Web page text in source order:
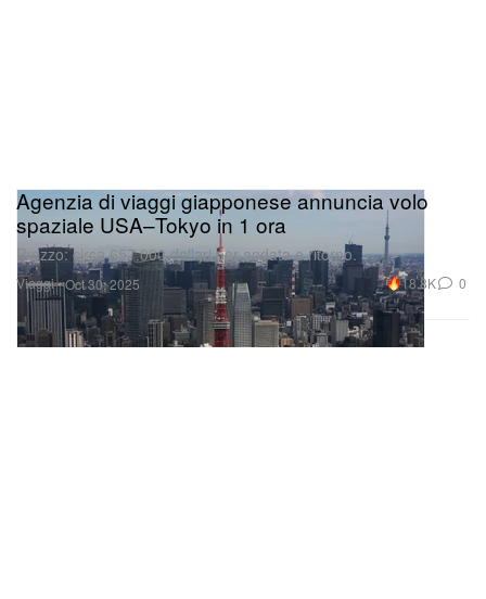
Viaggi
Agenzia di viaggi giapponese annuncia volo
spaziale USA–Tokyo in 1 ora
Prezzo: circa 657.000 dollari per andata e ritorno.
Oct 30, 2025 18.8K 0